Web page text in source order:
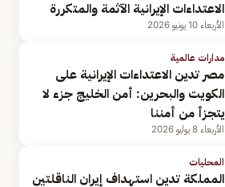
الاعتداءات الإيرانية الآثمة والمتكررة
الأربعاء 10 يونيو 2026
مدارات عالمية
مصر تدين الاعتداءات الإيرانية على
الكويت والبحرين: أمن الخليج جزء لا
يتجزأ من أمننا
الأربعاء 8 يوليو 2026
المحليات
المملكة تدين استهداف إيران الناقلتين